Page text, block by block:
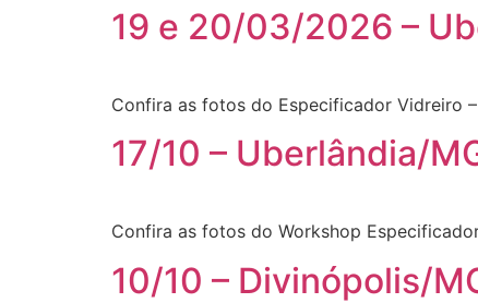
19 e 20/03/2026 –
Confira as fotos do Especificador Vidreiro
17/10 – Uberlândia/
Confira as fotos do Workshop
10/10 – Divinópolis/